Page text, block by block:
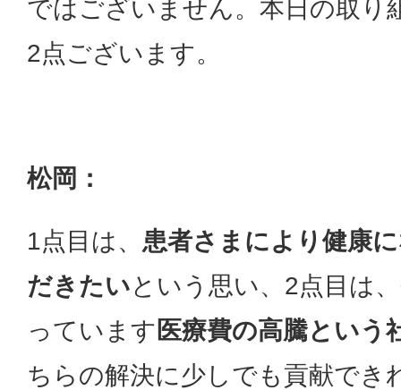
ではございません。本日の取り
2点ございます。
松岡：
1点目は、 患者さまにより健康
だきたいという思い、2点目は
っています 医療費の高騰という
ちらの解決に少しでも貢献でき